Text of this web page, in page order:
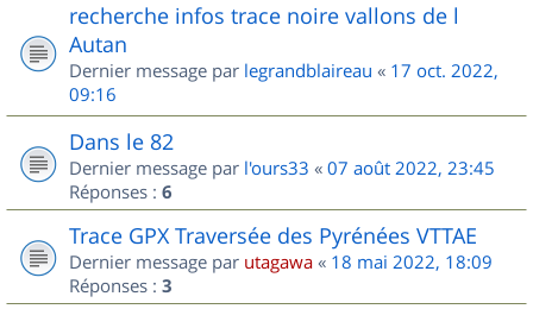
recherche infos trace noire vallons de l
Autan
Dernier message par legrandblaireau « 17 oct. 2022,
09:16
Dans le 82
Dernier message par l'ours33 « 07 août 2022, 23:45
Réponses : 6
Trace GPX Traversée des Pyrénées VTTAE
Dernier message par utagawa « 18 mai 2022, 18:09
Réponses : 3